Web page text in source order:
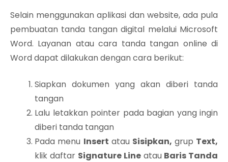
Selain menggunakan aplikasi dan website, ada pula
pembuatan tanda tangan digital melalui Microsoft
Word. Layanan atau cara tanda tangan online di
Word dapat dilakukan dengan cara berikut:
Siapkan dokumen yang akan diberi tanda
tangan
Lalu letakkan pointer pada bagian yang ingin
diberi tanda tangan
Pada menu Insert atau Sisipkan, grup Text,
klik daftar Signature Line atau Baris Tanda